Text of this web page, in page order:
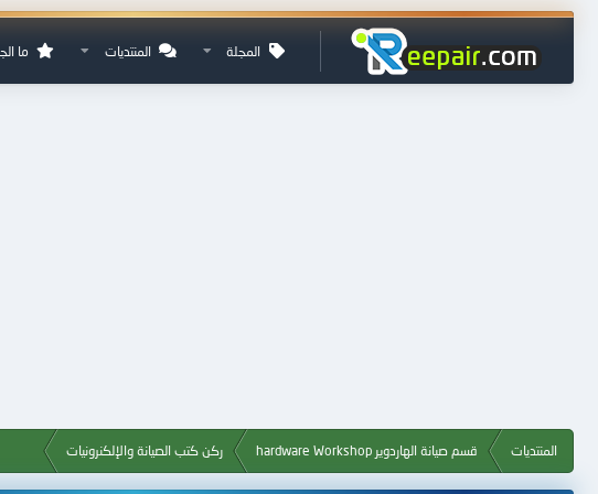
المجلة المنتديات ما
المنتديات قسم صيانة الهاردوير hardware Workshop ركن كتب الصيانة والإلكنرونيات